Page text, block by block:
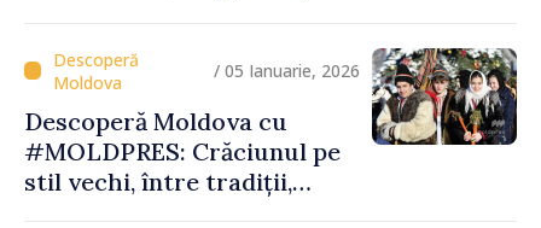
/ 05 Ianuarie, 2026
Descoperă Moldova cu
#MOLDPRES: Crăciunul pe
stil vechi, între tradiții,